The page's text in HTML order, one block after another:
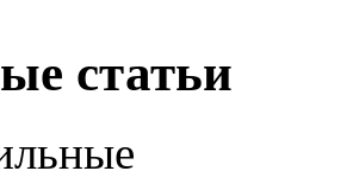
статьи